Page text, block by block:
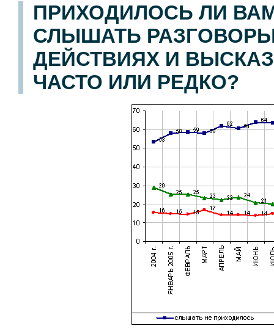
ПРИХОДИЛОСЬ ЛИ
СЛЫШАТЬ
ДЕЙСТВИЯХ И
ЧАСТО ИЛИ РЕДКО?